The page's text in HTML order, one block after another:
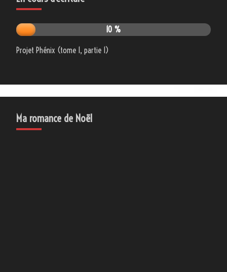
10 %
Projet Phénix (tome 1, partie 1)
Ma romance de Noël